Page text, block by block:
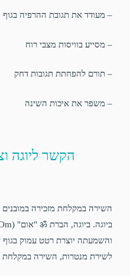
– מעודד את תגובת ההרפיה בגוף
– מסייע בוויסות מצבי רוח
– תורם להפחתת תגובות דחק
– משפר את איכות השינה
הקשר ליוגה
השירה במקלחת מזכירה
והשמעתה יוצרת רטט עמוק בגוף
לשירת מנטרות, השירה במקלחת